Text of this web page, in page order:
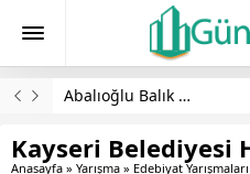
Abalıoğlu Balık Ve Gıda Burs Başvuruları 2026-2027
Kayseri Belediyesi
Anasayfa » Yarışma » Edebiyat Yarışmaları